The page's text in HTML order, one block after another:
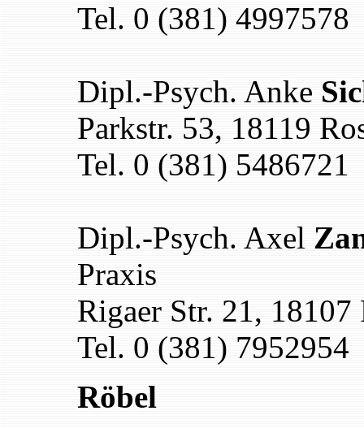
Tel. 0 (381) 4997578
Dipl.-Psych. Anke
Parkstr. 53, 18119
Tel. 0 (381) 5486721
Dipl.-Psych. Axel
Praxis
Rigaer Str. 21, 18107
Tel. 0 (381) 7952954
Röbel